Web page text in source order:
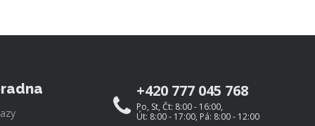
+420 777 045 768
Po, St, Čt: 8:00 - 16:00,
Út: 8:00 - 17:00, Pá: 8:00 - 12:00